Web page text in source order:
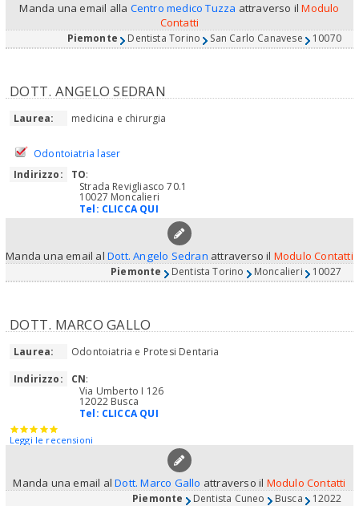
Manda una email alla Centro medico Tuzza attraverso ilModulo
Contatti
Piemonte Dentista Torino San Carlo Canavese 10070
DOTT. ANGELO SEDRAN
Laurea: medicina e chirurgia
Odontoiatria laser
Indirizzo:
TO:
Strada Revigliasco 70.1
10027 Moncalieri
Tel: CLICCA QUI
Manda una email alDott. Angelo Sedran attraverso il Modulo Contatti
Piemonte Dentista Torino Moncalieri 10027
DOTT. MARCO GALLO
Laurea:
Odontoiatria e Protesi Dentaria
Indirizzo:
CN:
Via Umberto I 126
12022 Busca
Tel: CLICCA QUI
Leggi le recensioni
Manda una email alDott. Marco Gallo attraverso il Modulo Contatti
Piemonte Dentista Cuneo Busca 12022